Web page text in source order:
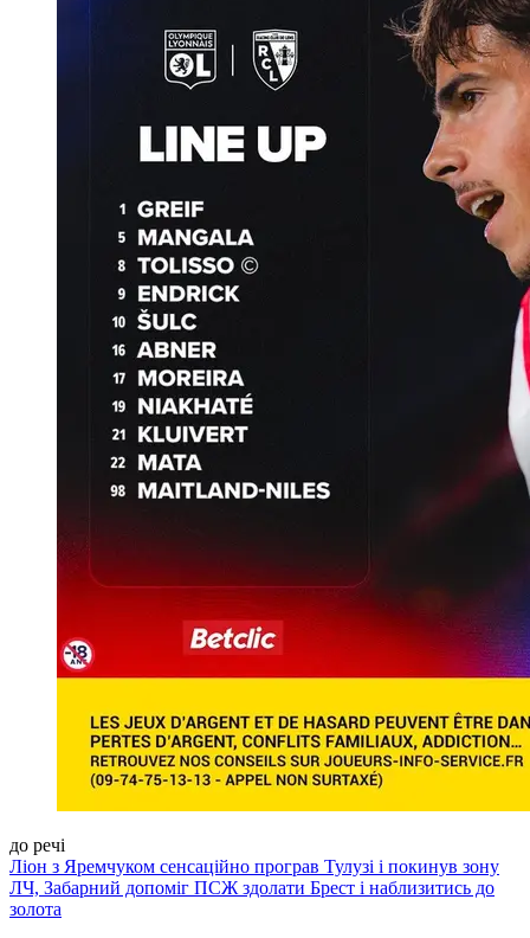
до речі
Ліон з Яремчуком сенсаційно програв Тулузі і покинув зону
ЛЧ, Забарний допоміг ПСЖ здолати Брест і наблизитись до
золота